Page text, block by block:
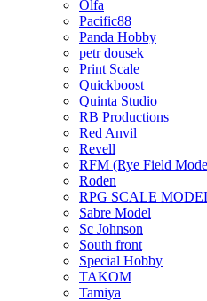
Olfa
Pacific88
Panda Hobby
petr dousek
Print Scale
Quickboost
Quinta Studio
RB Productions
Red Anvil
Revell
RFM (Rye Field
Roden
RPG SCALE
Sabre Model
Sc Johnson
South front
Special Hobby
TAKOM
Tamiya